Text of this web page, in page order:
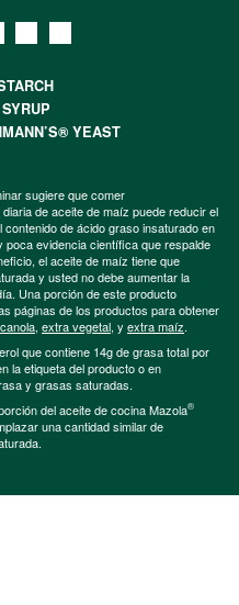
YEAST
sugiere que comer
de aceite de maíz puede reducir el
de ácido graso insaturado en
evidencia científica que respalde
el aceite de maíz tiene que
y usted no debe aumentar la
Una porción de este producto
páginas de los productos para obtener
canola, extra vegetal, y extra maíz.
que contiene 14g de grasa total por
la etiqueta del producto o en
y grasas saturadas.
del aceite de cocina Mazola®
una cantidad similar de